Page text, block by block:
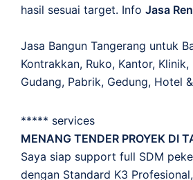
hasil sesuai target. Info Jasa
Jasa Bangun Tangerang untuk
Kontrakkan, Ruko, Kantor,
Gudang, Pabrik, Gedung, Hotel
***** services
MENANG TENDER PROYEK DI
Saya siap support full SDM
dengan Standard K3